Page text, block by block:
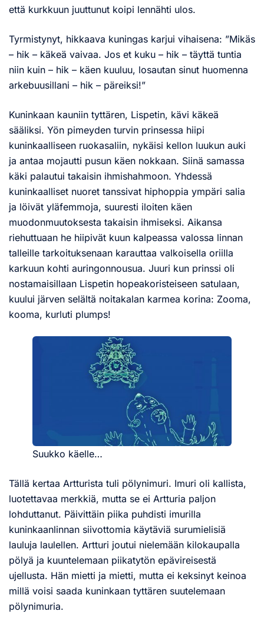
että kurkkuun juuttunut koipi lennähti ulos.
Tyrmistynyt, hikkaava kuningas karjui vihaisena: ”Mikäs
– hik – käkeä vaivaa. Jos et kuku – hik – täyttä tuntia
niin kuin – hik – käen kuuluu, losautan sinut huomenna
arkebuusillani – hik – päreiksi!”
Kuninkaan kauniin tyttären, Lispetin, kävi käkeä
sääliksi. Yön pimeyden turvin prinsessa hiipi
kuninkaalliseen ruokasaliin, nykäisi kellon luukun auki
ja antaa mojautti pusun käen nokkaan. Siinä samassa
käki palautui takaisin ihmishahmoon. Yhdessä
kuninkaalliset nuoret tanssivat hiphoppia ympäri salia
ja löivät yläfemmoja, suuresti iloiten käen
muodonmuutoksesta takaisin ihmiseksi. Aikansa
riehuttuaan he hiipivät kuun kalpeassa valossa linnan
talleille tarkoituksenaan karauttaa valkoisella oriilla
karkuun kohti auringonnousua. Juuri kun prinssi oli
nostamaisillaan Lispetin hopeakoristeiseen satulaan,
kuului järven selältä noitakalan karmea korina: Zooma,
kooma, kurluti plumps!
Suukko käelle…
Tällä kertaa Artturista tuli pölynimuri. Imuri oli kallista,
luotettavaa merkkiä, mutta se ei Artturia paljon
lohduttanut. Päivittäin piika puhdisti imurilla
kuninkaanlinnan siivottomia käytäviä surumielisiä
lauluja laulellen. Artturi joutui nielemään kilokaupalla
pölyä ja kuuntelemaan piikatytön epävireisestä
ujellusta. Hän mietti ja mietti, mutta ei keksinyt keinoa
millä voisi saada kuninkaan tyttären suutelemaan
pölynimuria.